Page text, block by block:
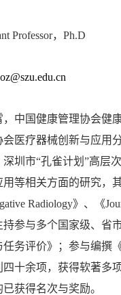
Professor，Ph.D
，中国健康管理协会健
会医疗器械创新与应用
深圳市“孔雀计划”高层
用等相关方面的研究，
Radiology》、《
持参与多个国家级、省
任务评价》；参与编撰
四十余项，获得软著多
获得名次与奖励。